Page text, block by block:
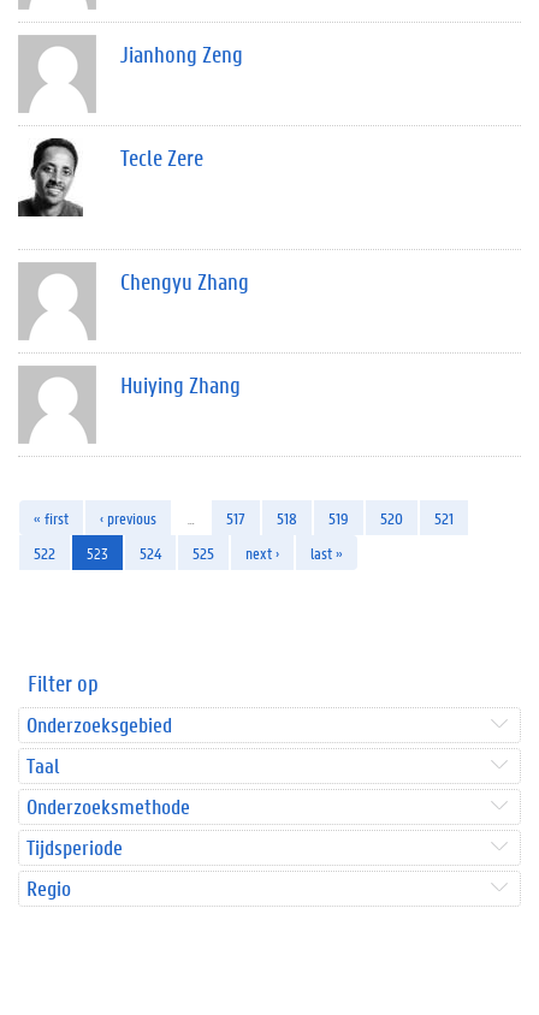
Jianhong Zeng
Tecle Zere
Chengyu Zhang
Huiying Zhang
« first ‹ previous 517 518 519 520
521
522
523 524 525 next › last »
Filter op
Onderzoeksgebied
Taal
Onderzoeksmethode
Tijdsperiode
Regio